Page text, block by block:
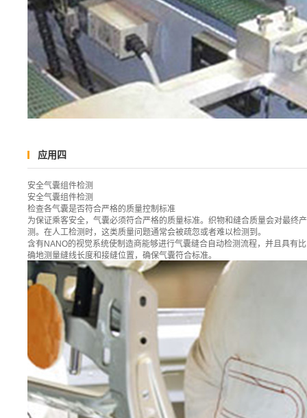
应用四
安全气囊组件检测
安全气囊组件检测
检查各气囊是否符合严格的质量控制标准
为保证乘客安全，气囊必须符合严格的质量标准。织物和缝合质量会对最终
测。在人工检测时，这类质量问题通常会被疏忽或者难以检测到。
含有NANO的视觉系统使制造商能够进行气囊缝合自动检测流程，并且具有
确地测量缝线长度和接缝位置，确保气囊符合标准。